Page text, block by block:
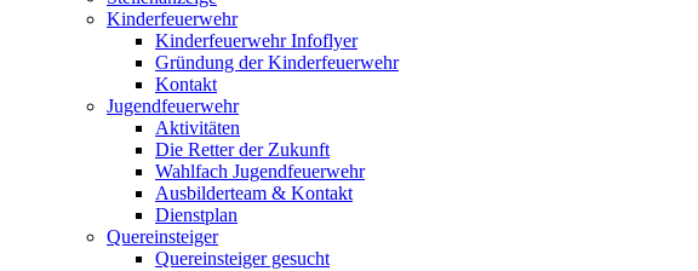
Kinderfeuerwehr
Kinderfeuerwehr Infoflyer
Gründung der Kinderfeuerwehr
Kontakt
Jugendfeuerwehr
Aktivitäten
Die Retter der Zukunft
Wahlfach Jugendfeuerwehr
Ausbilderteam & Kontakt
Dienstplan
Quereinsteiger
Quereinsteiger gesucht